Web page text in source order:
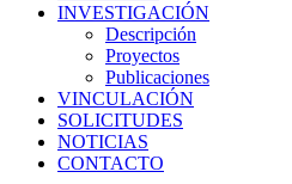
INVESTIGACIÓN
Descripción
Proyectos
Publicaciones
VINCULACIÓN
SOLICITUDES
NOTICIAS
CONTACTO